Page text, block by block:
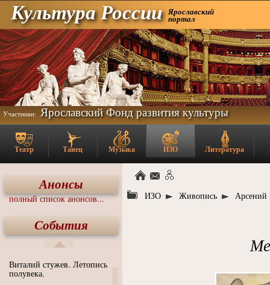
Культура России Ярославский
портал
Участники: Ярославский Фонд развития культуры
Театр Танец Музыка ИЗО Литература
Анонсы
полный список анонсов...
События
Виталий стужев. Летопись
полувека.
ИЗО Живопись Арсений